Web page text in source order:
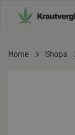
Home Shops